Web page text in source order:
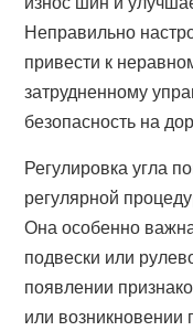
Неправильно
привести к
затрудненному
безопасность на
Регулировка угла
регулярной
Она особенно
подвески или
появлении
или